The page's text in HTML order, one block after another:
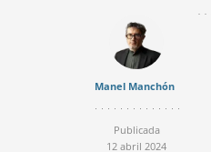
Manel Manchón
Publicada
12 abril 2024